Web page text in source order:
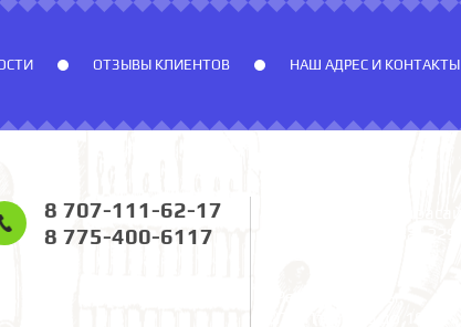
ОТЗЫВЫ КЛИЕНТОВ НАШ АДРЕС И КОНТАКТЫ
8 707-111-62-17
8 775-400-6117